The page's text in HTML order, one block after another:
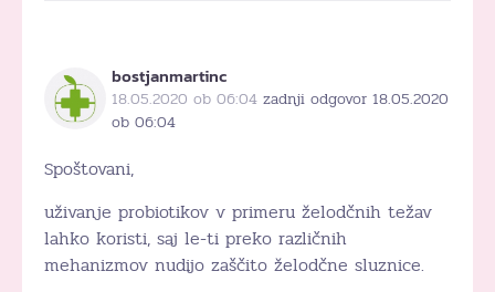
bostjanmartinc
18.05.2020 ob 06:04 zadnji odgovor 18.05.2020
ob 06:04
Spoštovani,
uživanje probiotikov v primeru želodčnih težav
lahko koristi, saj le-ti preko različnih
mehanizmov nudijo zaščito želodčne sluznice.